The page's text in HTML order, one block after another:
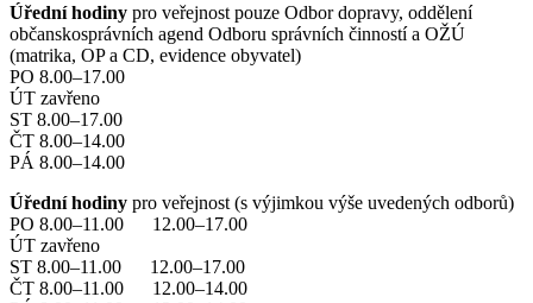
Úřední hodiny pro veřejnost pouze Odbor dopravy, oddělení
občanskosprávních agend Odboru správních činností a OŽÚ
(matrika, OP a CD, evidence obyvatel)
PO 8.00–17.00
ÚT zavřeno
ST 8.00–17.00
ČT 8.00–14.00
PÁ 8.00–14.00
Úřední hodiny pro veřejnost (s výjimkou výše uvedených odborů)
PO 8.00–11.00 12.00–17.00
ÚT zavřeno
ST 8.00–11.00 12.00–17.00
ČT 8.00–11.00 12.00–14.00